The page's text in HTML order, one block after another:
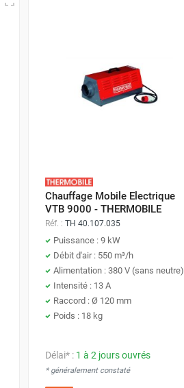
Chauffage Mobile Electrique
VTB 9000 - THERMOBILE
Réf. : TH 40.107.035
Puissance : 9 kW
Débit d'air : 550 m³/h
Alimentation : 380 V (sans neutre)
Intensité : 13 A
Raccord : Ø 120 mm
Poids : 18 kg
Délai* : 1 à 2 jours ouvrés
* généralement constaté